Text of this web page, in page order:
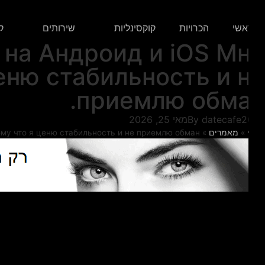
הכרויות קוקסינליות שירותים
на Андроид и iOS
стабильность и
приемлю
Byמאי 25, 2026
מאמרים»
что я ценю стабильность и не приемлю обман.